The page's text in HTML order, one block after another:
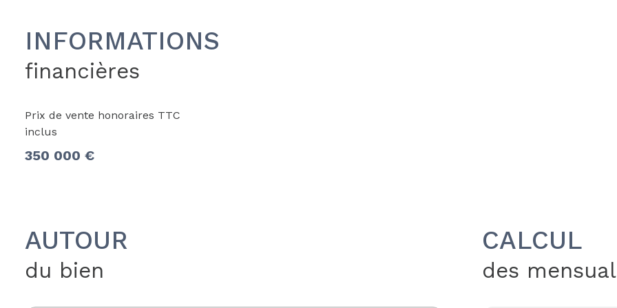
INFORMATIONS
financières
Prix de vente honoraires TTC
inclus
350 000 €
AUTOUR
du bien
CALCUL
des